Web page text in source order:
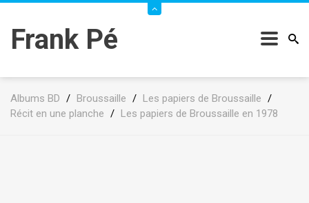
Frank Pé
Albums BD / Broussaille / Les papiers de Broussaille /
Récit en une planche / Les papiers de Broussaille en 1978